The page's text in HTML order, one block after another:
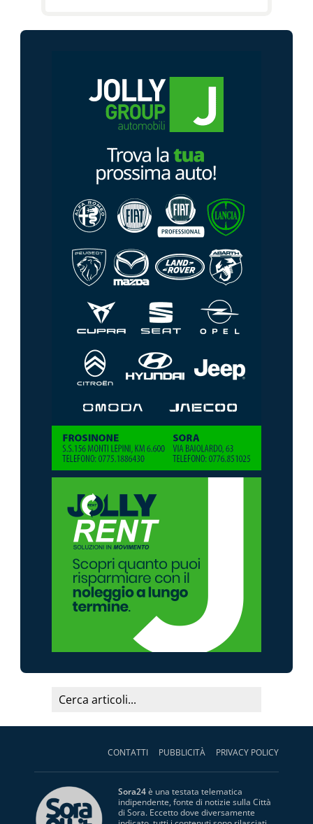
CONTATTI PUBBLICITÀ PRIVACY POLICY
Sora24è una testata telematica
indipendente, fonte di notizie sulla Città
di Sora. Eccetto dove diversamente